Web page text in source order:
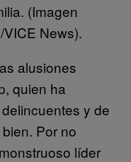
(Imagen
News).
alusiones
quien ha
y de
Por no
líder